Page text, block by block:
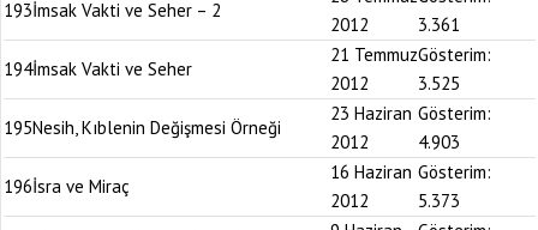
193İmsak Vakti ve Seher – 2
2012
3.361
194İmsak Vakti ve Seher
21 Temmuz
2012
Gösterim:
3.525
195Nesih, Kıblenin Değişmesi Örneği
23 Haziran
2012
Gösterim:
4.903
196İsra ve Miraç
16 Haziran
2012
Gösterim:
5.373